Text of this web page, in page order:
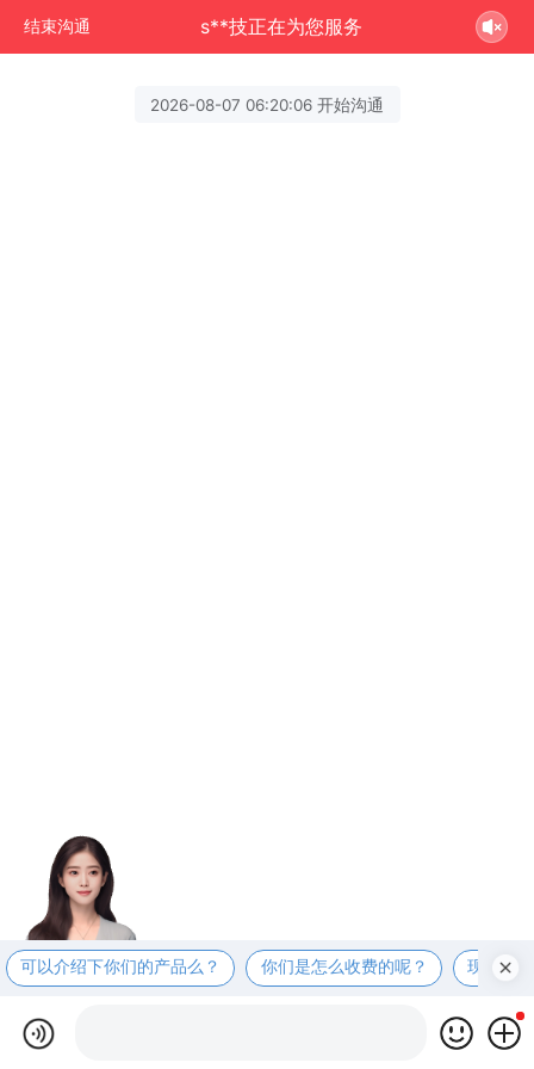
结束沟通 s**技正在为您服务
2026-08-07 06:20:06 开始沟通
可以介绍下你们的产品么？ 你们是怎么收费的呢？ 现在有